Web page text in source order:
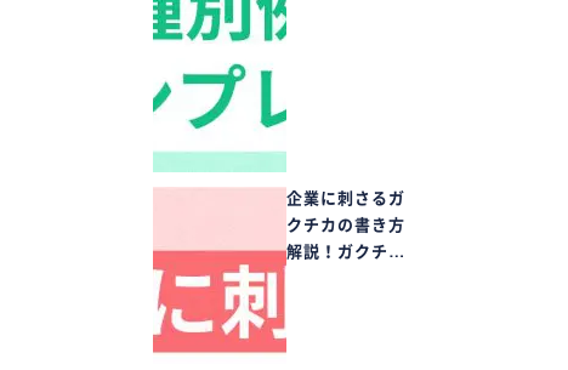
企業に刺さるガ
クチカの書き方
解説！ガクチ…